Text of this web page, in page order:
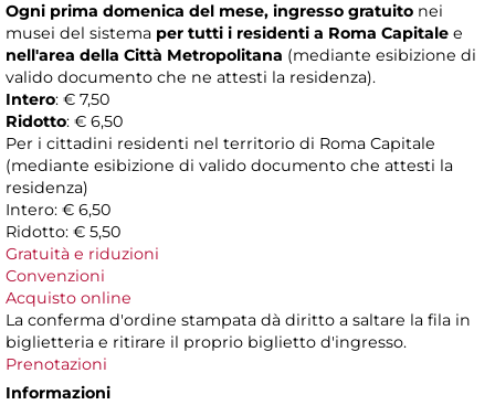
Ogni prima domenica del mese, ingresso gratuito nei
musei del sistema per tutti i residenti a Roma Capitale e
nell'area della Città Metropolitana (mediante esibizione di
valido documento che ne attesti la residenza).
Intero: € 7,50
Ridotto: € 6,50
Per i cittadini residenti nel territorio di Roma Capitale
(mediante esibizione di valido documento che attesti la
residenza)
Intero: € 6,50
Ridotto: € 5,50
Gratuità e riduzioni
Convenzioni
Acquisto online
La conferma d'ordine stampata dà diritto a saltare la fila in
biglietteria e ritirare il proprio biglietto d'ingresso.
Prenotazioni
Informazioni